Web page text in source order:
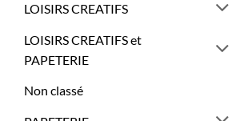
LOISIRS CREATIFS
LOISIRS CREATIFS et
PAPETERIE
Non classé